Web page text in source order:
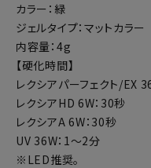
カラー：緑
ジェルタイプ：マットカラー
内容量：4g
【硬化時間】
レクシアパーフェクト/EX
レクシアHD 6W：30秒
レクシアA 6W：30秒
UV 36W：1～2分
※LED推奨。